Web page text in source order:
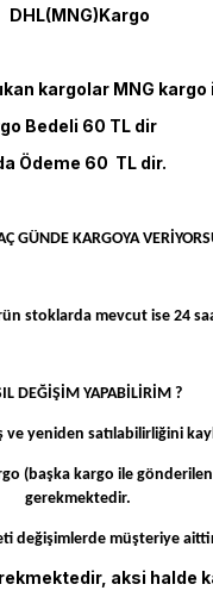
DHL(MNG)Kargo
kargolar MNG
Bedeli 60 TL dir
Ödeme 60 TL dir.
GÜNDE KARGOYA
stoklarda mevcut ise 24
DEĞİŞİM YAPABİLİRİM ?
yeniden satılabilirliğini
(başka kargo ile
gerekmektedir.
değişimlerde müşteriye
aksi halde